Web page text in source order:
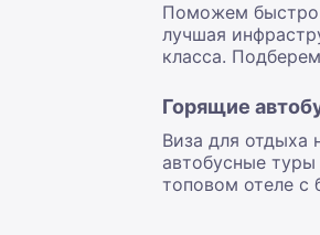
Поможем быстро
лучшая
класса.
Горящие
Виза для отдыха
автобусные
топовом отеле с